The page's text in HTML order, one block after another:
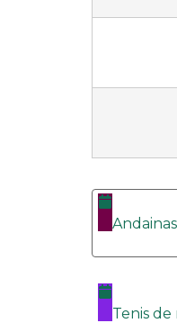
Andainas
Tenis de